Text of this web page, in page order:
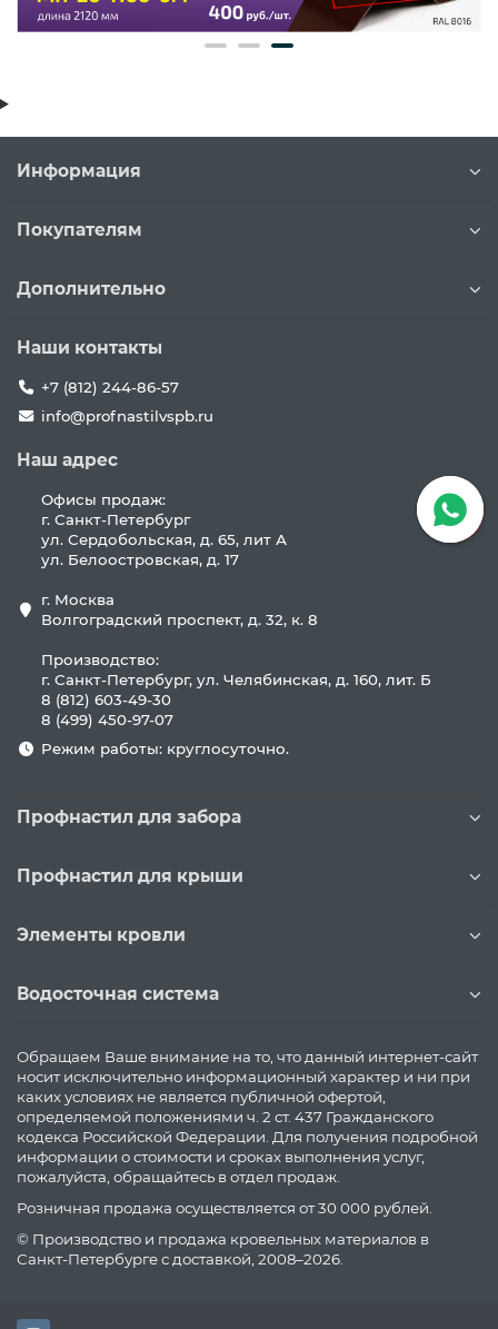
Информация
Покупателям
Дополнительно
Наши контакты
+7 (812) 244-86-57
info@profnastilvspb.ru
Наш адрес
Офисы продаж:
г. Санкт-Петербург
ул. Сердобольская, д. 65, лит А
ул. Белоостровская, д. 17
г. Москва
Волгоградский проспект, д. 32, к. 8
Производство:
г. Санкт-Петербург, ул. Челябинская, д. 160, лит. Б
8 (812) 603-49-30
8 (499) 450-97-07
Режим работы: круглосуточно.
Профнастил для забора
Профнастил для крыши
Элементы кровли
Водосточная система
Обращаем Ваше внимание на то, что данный интернет-сайт
носит исключительно информационный характер и ни при
каких условиях не является публичной офертой,
определяемой положениями ч. 2 ст. 437 Гражданского
кодекса Российской Федерации. Для получения подробной
информации о стоимости и сроках выполнения услуг,
пожалуйста, обращайтесь в отдел продаж.
Розничная продажа осуществляется от 30 000 рублей.
© Производство и продажа кровельных материалов в
Санкт-Петербурге с доставкой, 2008–2026.